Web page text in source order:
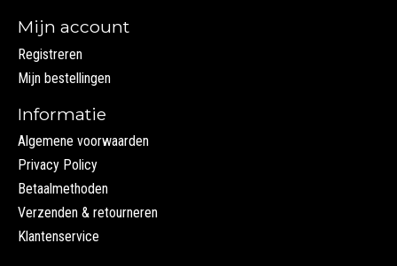
Mijn account
Registreren
Mijn bestellingen
Informatie
Algemene voorwaarden
Privacy Policy
Betaalmethoden
Verzenden & retourneren
Klantenservice